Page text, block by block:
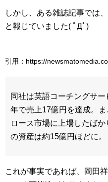
しかし、ある雑誌記事では
と報じていました( ﾟДﾟ)
引用：https://
同社は英語コーチングサ
年で売上17億円を達成。
ロース市場に上場したば
の資産は約15億円ほどに。
これが事実であれば、岡田